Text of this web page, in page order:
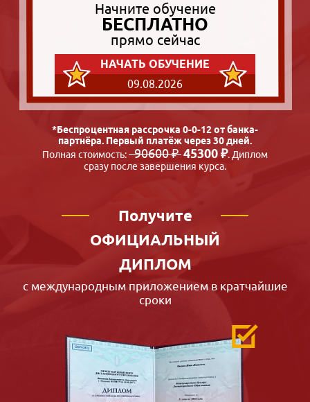
Начните обучение
БЕСПЛАТНО
прямо сейчас
НАЧАТЬ ОБУЧЕНИЕ
09.08.2026
*Беспроцентная рассрочка 0-0-12 от банка-
партнёра. Первый платёж через 30 дней.
Полная стоимость:90600 ₽45300 ₽. Диплом
сразу после завершения курса.
Получите
ОФИЦИАЛЬНЫЙ
ДИПЛОМ
с международным приложением в кратчайшие
сроки